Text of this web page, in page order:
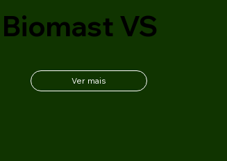
Biomast VS
Ver mais